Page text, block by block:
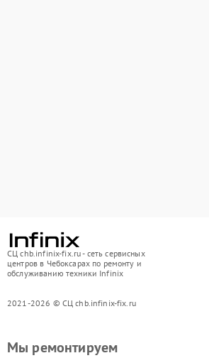
СЦ chb.infinix-fix.ru - сеть сервисных
центров в Чебоксарах по ремонту и
обслуживанию техники Infinix
2021-2026 © СЦ chb.infinix-fix.ru
Мы ремонтируем